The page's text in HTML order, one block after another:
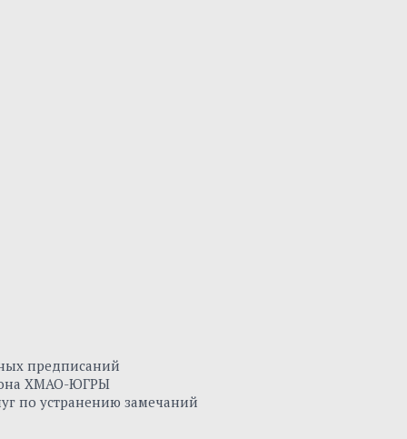
предписаний
ХМАО-ЮГРЫ
по устранению замечаний